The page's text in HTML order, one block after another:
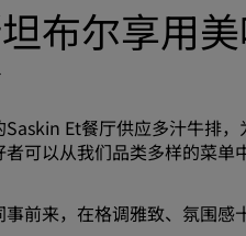
布尔享用
Et餐厅供应多汁牛排
可以从我们品类多样的菜单
前来，在格调雅致、氛围感